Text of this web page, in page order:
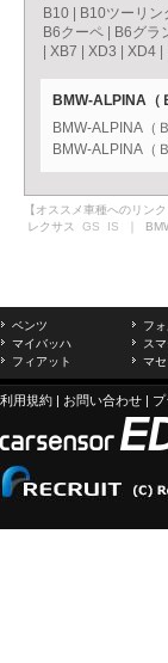
B10
B10ツーリン
B6クーペ
B6グラ
XB7 XD3 XD4
BMW-ALPINA（
BMW-ALPINA（
BMW-ALPINA（
【オススメ車種へのリンク
レクサス GS IS ｜
ベンツ フ
マイバッハ
ス
フィアット
マセ
利用規約 | お問い合わせ |